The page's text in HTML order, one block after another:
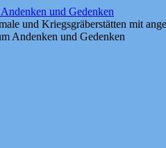
und Gedenken
und Kriegsgräberstätten mit